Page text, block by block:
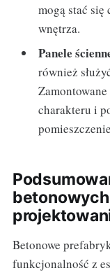
mogą stać się
wnętrza.
Panele
również
charakteru i
Betonowe
funkcjonalność z